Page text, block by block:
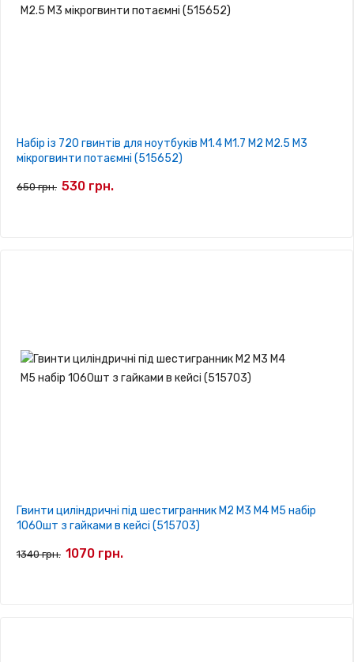
Набір із 720 гвинтів для ноутбуків M1.4 М1.7 М2 М2.5 M3
мікрогвинти потаємні (515652)
650 грн. 530 грн.
Гвинти циліндричні під шестигранник М2 М3 М4 М5 набір
1060шт з гайками в кейсі (515703)
1340 грн. 1070 грн.